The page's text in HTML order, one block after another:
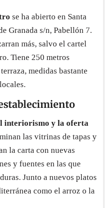
se ha abierto en Santa
Granada s/n, Pabellón 7.
más, salvo el cartel
Tiene 250 metros
medidas bastante
interiorismo y la oferta
las vitrinas de tapas y
la carta con nuevas
y fuentes en las que
Junto a nuevos platos
como el arroz o la